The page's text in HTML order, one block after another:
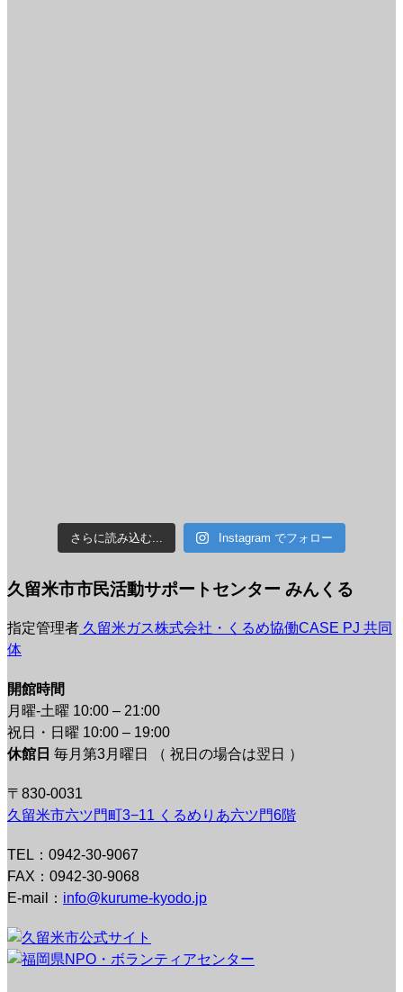
さらに読み込む... Instagram でフォロー
久留米市市民活動サポートセンター みんくる
指定管理者 久留米ガス株式会社・くるめ協働CASE PJ 共同
体
開館時間
月曜-土曜 10:00 – 21:00
祝日・日曜 10:00 – 19:00
休館日 毎月第3月曜日 （ 祝日の場合は翌日 ）
〒830-0031
久留米市六ツ門町3−11 くるめりあ六ツ門6階
TEL：0942-30-9067
FAX：0942-30-9068
E-mail： info@kurume-kyodo.jp